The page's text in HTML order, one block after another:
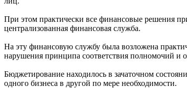
При этом практически все финансовые решения
централизованная финансовая служба.
На эту финансовую службу была возложена
нарушения принципа соответствия полномочий и
Бюджетирование находилось в зачаточном
одного бизнеса в другой по мере необходимости.